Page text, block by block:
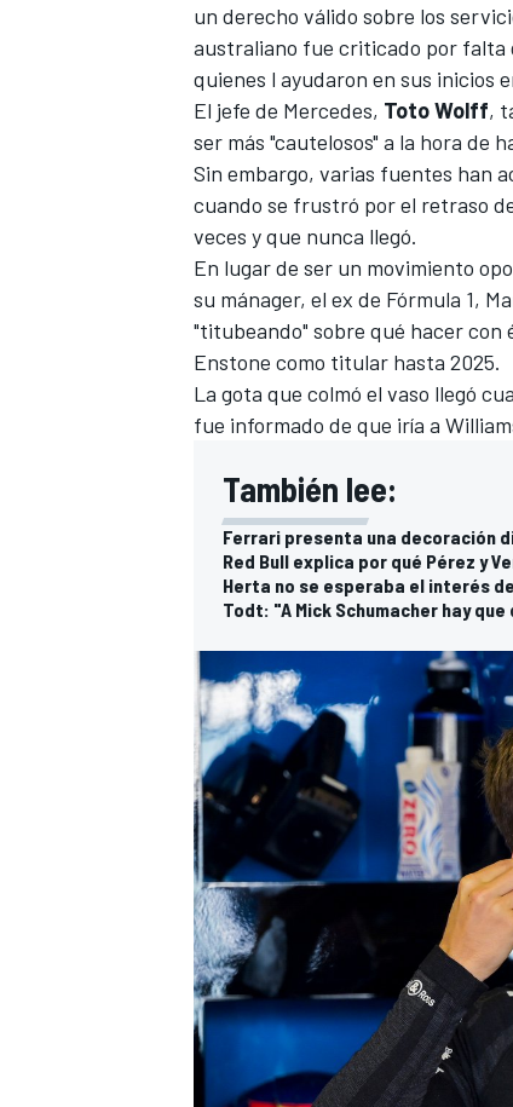
FÓRMULA E
un derecho válido sobre los
australiano fue criticado por falta
quienes l ayudaron en sus inicios
El jefe de Mercedes, Toto Wolff,
ser más "cautelosos" a la hora de
Sin embargo, varias fuentes han
cuando se frustró por el retraso
veces y que nunca llegó.
En lugar de ser un movimiento
su mánager, el ex de Fórmula 1,
"titubeando" sobre qué hacer con
Enstone como titular hasta 2025.
La gota que colmó el vaso llegó
fue informado de que iría a
También lee:
Ferrari presenta una decoración
Red Bull explica por qué Pérez y
Herta no se esperaba el interés
Todt: "A Mick Schumacher hay